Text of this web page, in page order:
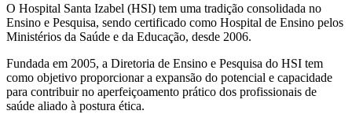
O Hospital Santa Izabel (HSI) tem uma tradição consolidada no
Ensino e Pesquisa, sendo certificado como Hospital de Ensino pelos
Ministérios da Saúde e da Educação, desde 2006.
Fundada em 2005, a Diretoria de Ensino e Pesquisa do HSI tem
como objetivo proporcionar a expansão do potencial e capacidade
para contribuir no aperfeiçoamento prático dos profissionais de
saúde aliado à postura ética.